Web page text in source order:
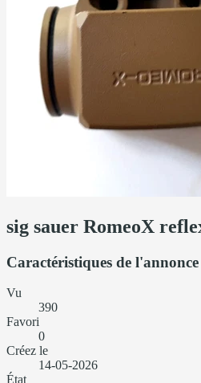
sig sauer RomeoX
Caractéristiques de l'annonce
Vu
390
Favori
0
Créez le
14-05-2026
État